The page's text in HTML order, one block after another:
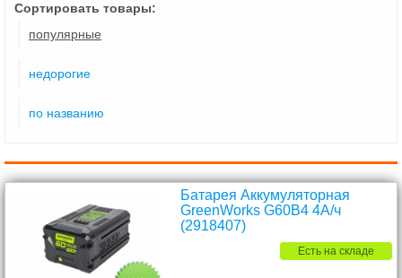
Сортировать товары:
популярные
недорогие
по названию
Батарея Аккумуляторная
GreenWorks G60B4 4А/ч
(2918407)
Есть на складе